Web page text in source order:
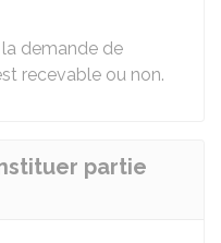
demande de
recevable ou non.
partie